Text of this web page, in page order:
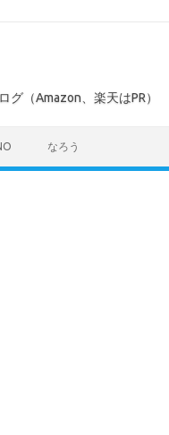
（Amazon、楽天はPR）
なろう